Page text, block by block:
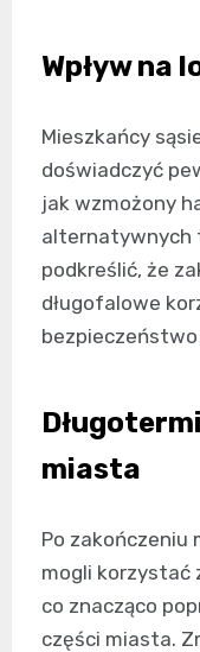
Wpływ na
Mieszkańcy
doświadczyć
jak wzmożony
alternatywnych
podkreślić, że
długofalowe
miasta
Po zakończeniu
mogli korzystać
co znacząco
części miasta.